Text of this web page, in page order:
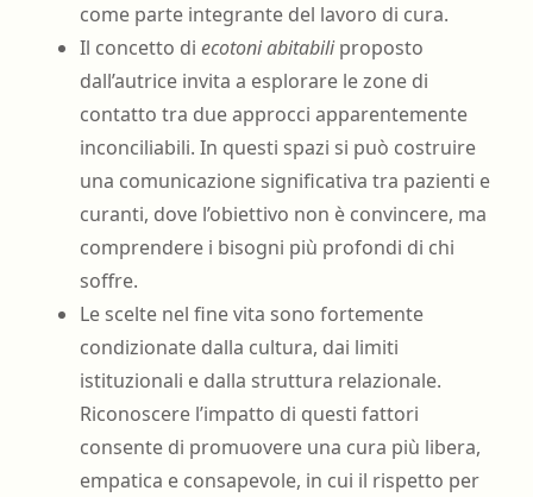
come parte integrante del lavoro di cura.
Il concetto di ecotoni abitabiliproposto
dall’autrice invita a esplorare le zone di
contatto tra due approcci apparentemente
inconciliabili. In questi spazi si può costruire
una comunicazione significativa tra pazienti e
curanti, dove l’obiettivo non è convincere, ma
comprendere i bisogni più profondi di chi
soffre.
Le scelte nel fine vita sono fortemente
condizionate dalla cultura, dai limiti
istituzionali e dalla struttura relazionale.
Riconoscere l’impatto di questi fattori
consente di promuovere una cura più libera,
empatica e consapevole, in cui il rispetto per